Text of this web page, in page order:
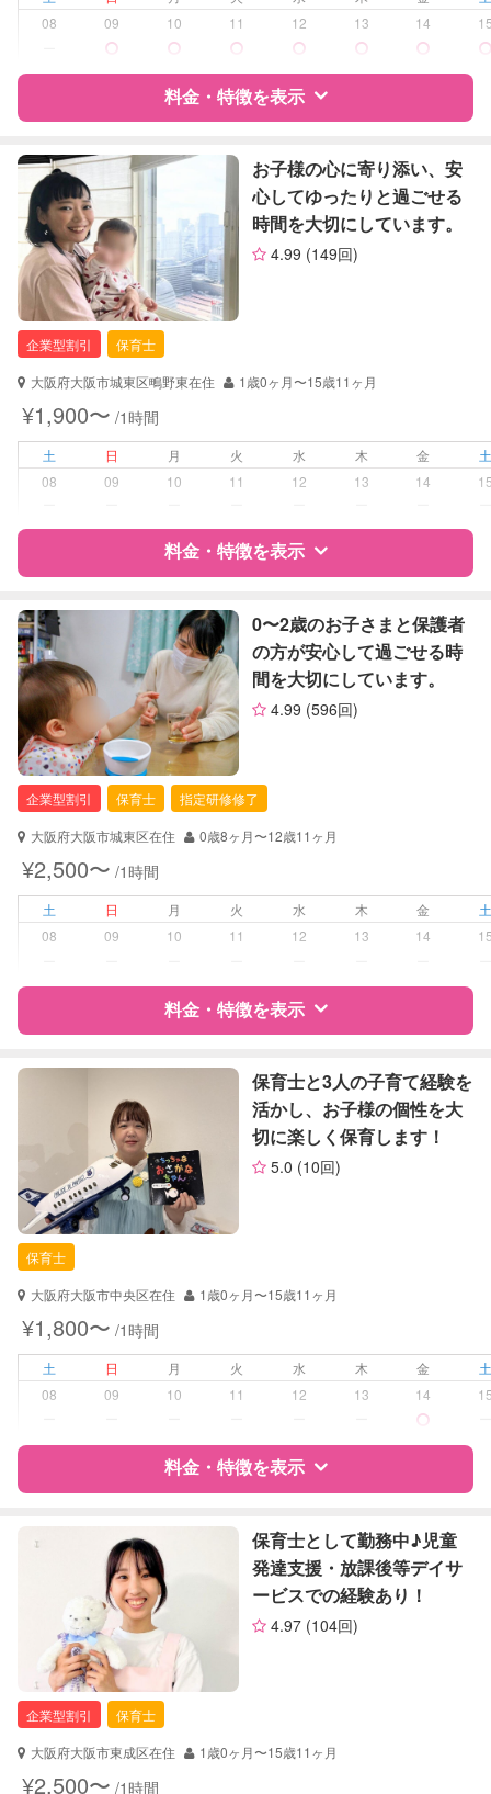
障がい児対応 対応可否は個別に相談
英語レッスン
音楽レッスン
定期予約
お子様の撮影
（定期特典）
対応可能
08
09 10 11 12 13 14
料金・特徴を表示
特徴 料金 レビュー
サポートの特徴
資格 自治体届出済ベビーシッター
対応可能/特徴
夜間対応
外国語対応
病児対応
障がい児対応 対応可否は個別に相談
レッスン 英語レッスン
お子様の撮影
（定期特典）
対応不可
お子様の心に寄り添い、安
心してゆったりと過ごせる
時間を大切にしています。
4.99 (149回)
企業型割引
保育士
大阪府大阪市城東区鴫野東在住
1歳0ヶ月〜15歳11ヶ月
¥1,900〜 /1時間
土 日 月 火 水 木 金
08
09 10 11 12 13 14
料金・特徴を表示
特徴 料金 レビュー
サポートの特徴
資格
企業型割引対象(旧内閣府補助対象)
自治体届出済ベビーシッター
保育士
幼稚園教諭
病児対応 病児、病後児、ともに不可
障がい児対応 対応可否は個別に相談
レッスン なし
お子様の撮影
（定期特典）
対応可能
0〜2歳のお子さまと保護者
の方が安心して過ごせる時
間を大切にしています。
4.99 (596回)
企業型割引 保育士
指定研修修了
大阪府大阪市城東区在住
0歳8ヶ月〜12歳11ヶ月
¥2,500〜 /1時間
土 日 月 火 水 木 金
08
09 10 11 12 13 14
料金・特徴を表示
特徴 料金 レビュー
サポートの特徴
資格
企業型割引対象(旧内閣府補助対象)
自治体届出済ベビーシッター
保育士
対応可能/特徴
送迎サポート
病児対応 病児、病後児、ともに不可
障がい児対応 対応可否は個別に相談
レッスン なし
定期予約 お引き受けしていません
お子様の撮影
（定期特典）
対応不可
保育士と3人の子育て経験を
活かし、お子様の個性を大
切に楽しく保育します！
5.0 (10回)
保育士
大阪府大阪市中央区在住
1歳0ヶ月〜15歳11ヶ月
¥1,800〜 /1時間
土 日 月 火 水 木 金
08
09 10 11 12 13 14
料金・特徴を表示
レビュー
サポートの特徴
資格
保育士
対応可能/特徴
早朝対応
保育士として勤務中♪児童
発達支援・放課後等デイサ
ービスでの経験あり！
4.97 (104回)
企業型割引
保育士
大阪府大阪市東成区在住
1歳0ヶ月〜15歳11ヶ月
¥2,500〜 /1時間